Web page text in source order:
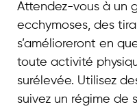
Attendez-vous à un
ecchymoses, des
s’amélioreront en
toute activité
surélevée. Utilisez
suivez un régime de